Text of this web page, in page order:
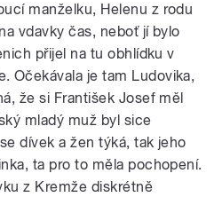
manželku, Helenu z rodu
vdavky čas, neboť jí bylo
přijel na tu obhlídku v
Očekávala je tam Ludovika,
že si František Josef měl
mladý muž byl sice
dívek a žen týká, tak jeho
ta pro to měla pochopení.
z Kremže diskrétně